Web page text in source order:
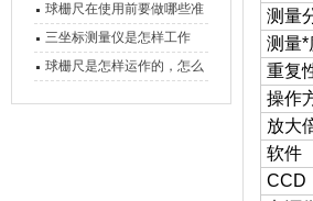
球栅尺在使用前要做哪些准
备工作？
三坐标测量仪是怎样工作
的，功能有什么优势？
球栅尺是怎样运作的，怎么
测量
测量*
重复
操作
放大
软件
CCD